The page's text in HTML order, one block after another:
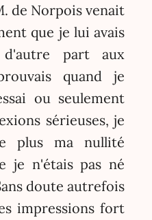
de Norpois venait
que je lui avais
d'autre part aux
quand je
ou seulement
sérieuses, je
plus ma nullité
je n'étais pas né
doute autrefois
impressions fort